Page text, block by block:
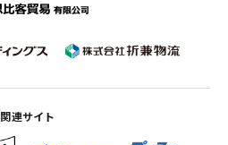
関連サイト